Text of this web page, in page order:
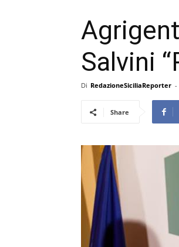
Salvini
Di RedazioneSiciliaReporter -
Share